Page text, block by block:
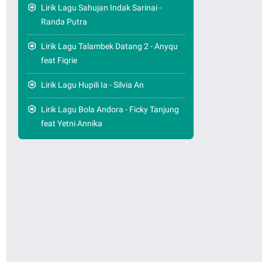
Lirik Lagu Sahujan Indak Sarinai -
Randa Putra
Lirik Lagu Talambek Datang 2 - Anyqu
feat Fiqrie
Lirik Lagu Hupili Ia - Silvia An
Lirik Lagu Bola Andora - Ficky Tanjung
feat Yetni Annika